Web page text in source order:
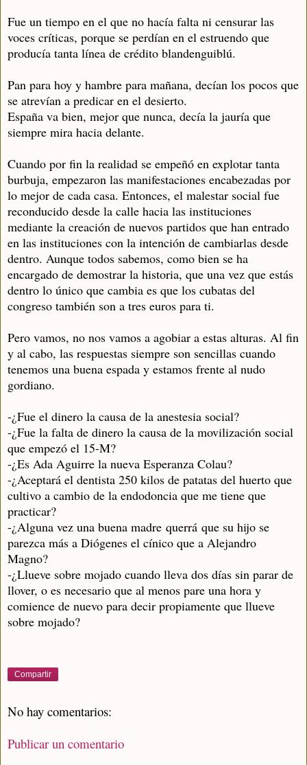
Fue un tiempo en el que no hacía falta ni censurar las
voces críticas, porque se perdían en el estruendo que
producía tanta línea de crédito blandenguiblú.
Pan para hoy y hambre para mañana, decían los pocos que
se atrevían a predicar en el desierto.
España va bien, mejor que nunca, decía la jauría que
siempre mira hacia delante.
Cuando por fin la realidad se empeñó en explotar tanta
burbuja, empezaron las manifestaciones encabezadas por
lo mejor de cada casa. Entonces, el malestar social fue
reconducido desde la calle hacia las instituciones
mediante la creación de nuevos partidos que han entrado
en las instituciones con la intención de cambiarlas desde
dentro. Aunque todos sabemos, como bien se ha
encargado de demostrar la historia, que una vez que estás
dentro lo único que cambia es que los cubatas del
congreso también son a tres euros para ti.
Pero vamos, no nos vamos a agobiar a estas alturas. Al fin
y al cabo, las respuestas siempre son sencillas cuando
tenemos una buena espada y estamos frente al nudo
gordiano.
-¿Fue el dinero la causa de la anestesia social?
-¿Fue la falta de dinero la causa de la movilización social
que empezó el 15-M?
-¿Es Ada Aguirre la nueva Esperanza Colau?
-¿Aceptará el dentista 250 kilos de patatas del huerto que
cultivo a cambio de la endodoncia que me tiene que
practicar?
-¿Alguna vez una buena madre querrá que su hijo se
parezca más a Diógenes el cínico que a Alejandro
Magno?
-¿Llueve sobre mojado cuando lleva dos días sin parar de
llover, o es necesario que al menos pare una hora y
comience de nuevo para decir propiamente que llueve
sobre mojado?
Compartir
No hay comentarios:
Publicar un comentario